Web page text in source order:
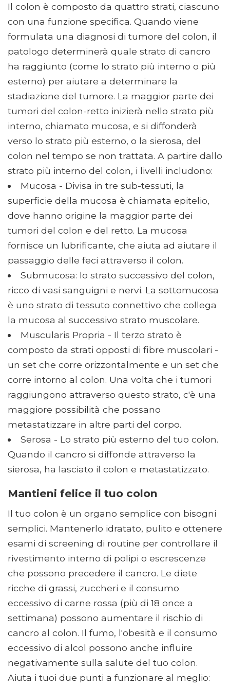
Il colon è composto da quattro strati, ciascuno
con una funzione specifica. Quando viene
formulata una diagnosi di tumore del colon, il
patologo determinerà quale strato di cancro
ha raggiunto (come lo strato più interno o più
esterno) per aiutare a determinare la
stadiazione del tumore. La maggior parte dei
tumori del colon-retto inizierà nello strato più
interno, chiamato mucosa, e si diffonderà
verso lo strato più esterno, o la sierosa, del
colon nel tempo se non trattata. A partire dallo
strato più interno del colon, i livelli includono:
Mucosa - Divisa in tre sub-tessuti, la
superficie della mucosa è chiamata epitelio,
dove hanno origine la maggior parte dei
tumori del colon e del retto. La mucosa
fornisce un lubrificante, che aiuta ad aiutare il
passaggio delle feci attraverso il colon.
Submucosa: lo strato successivo del colon,
ricco di vasi sanguigni e nervi. La sottomucosa
è uno strato di tessuto connettivo che collega
la mucosa al successivo strato muscolare.
Muscularis Propria - Il terzo strato è
composto da strati opposti di fibre muscolari -
un set che corre orizzontalmente e un set che
corre intorno al colon. Una volta che i tumori
raggiungono attraverso questo strato, c'è una
maggiore possibilità che possano
metastatizzare in altre parti del corpo.
Serosa - Lo strato più esterno del tuo colon.
Quando il cancro si diffonde attraverso la
sierosa, ha lasciato il colon e metastatizzato.
Mantieni felice il tuo colon
Il tuo colon è un organo semplice con bisogni
semplici. Mantenerlo idratato, pulito e ottenere
esami di screening di routine per controllare il
rivestimento interno di polipi o escrescenze
che possono precedere il cancro. Le diete
ricche di grassi, zuccheri e il consumo
eccessivo di carne rossa (più di 18 once a
settimana) possono aumentare il rischio di
cancro al colon. Il fumo, l'obesità e il consumo
eccessivo di alcol possono anche influire
negativamente sulla salute del tuo colon.
Aiuta i tuoi due punti a funzionare al meglio: